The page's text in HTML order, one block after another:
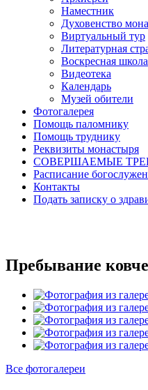
Наместник
Духовенство
Виртуальный тур
Литературная
Воскресная школа
Видеотека
Календарь
Музей обители
Фотогалерея
Помощь паломнику
Помощь труднику
Реквизиты монастыря
СОВЕРШАЕМЫЕ
Расписание
Контакты
Подать записку о
Пребывание
Все фотогалереи